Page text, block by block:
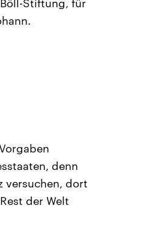
Stiftung, für
denn
versuchen, dort
der Welt